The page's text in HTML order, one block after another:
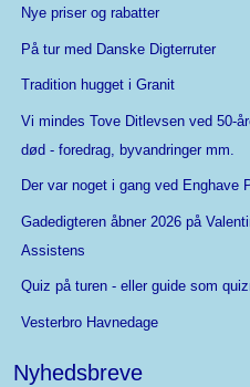
Nye priser og rabatter
På tur med Danske Digterruter
Tradition hugget i Granit
Vi mindes Tove Ditlevsen ved 50-
død - foredrag, byvandringer mm.
Der var noget i gang ved Enghave
Gadedigteren åbner 2026 på
Assistens
Quiz på turen - eller guide som
Vesterbro Havnedage
Nyhedsbreve